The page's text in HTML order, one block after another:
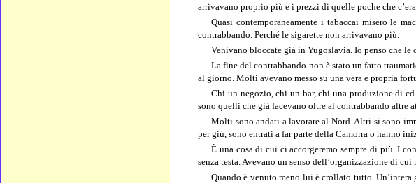
arrivavano proprio più e i prezzi di quelle poche che
Quasi contemporaneamente i tabaccai misero le
contrabbando. Perché le sigarette non arrivavano più.
Venivano bloccate già in Yugoslavia. Io penso che
La fine del contrabbando non è stato un fatto
al giorno. Molti avevano messo su una vera e propria
Chi un negozio, chi un bar, chi una produzione di
sono quelli che già facevano oltre al contrabbando
Molti sono andati a lavorare al Nord. Altri si sono
per giù, sono entrati a far parte della Camorra o hanno
È una cosa di cui ci accorgeremo sempre di più. I
senza testa. Avevano un senso dell’organizzazione di
Quando è venuto meno lui è crollato tutto.